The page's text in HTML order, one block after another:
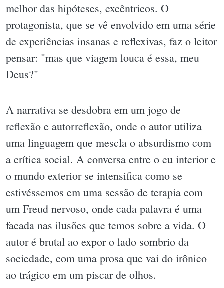
melhor das hipóteses, excêntricos. O
protagonista, que se vê envolvido em uma série
de experiências insanas e reflexivas, faz o leitor
pensar: "mas que viagem louca é essa, meu
Deus?"
A narrativa se desdobra em um jogo de
reflexão e autorreflexão, onde o autor utiliza
uma linguagem que mescla o absurdismo com
a crítica social. A conversa entre o eu interior e
o mundo exterior se intensifica como se
estivéssemos em uma sessão de terapia com
um Freud nervoso, onde cada palavra é uma
facada nas ilusões que temos sobre a vida. O
autor é brutal ao expor o lado sombrio da
sociedade, com uma prosa que vai do irônico
ao trágico em um piscar de olhos.